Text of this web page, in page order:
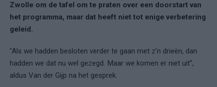
Zwolle om de tafel om te praten over een doorstart van
het programma, maar dat heeft niet tot enige verbetering
geleid.
"Als we hadden besloten verder te gaan met z’n drieën, dan
hadden we dat nu wel gezegd. Maar we komen er niet uit”,
aldus Van der Gijp na het gesprek.